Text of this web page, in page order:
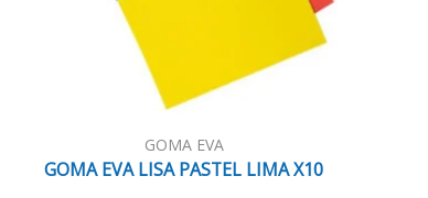
GOMA EVA
GOMA EVA LISA PASTEL LIMA X10